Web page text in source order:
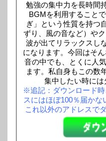
勉強の集中力を長時間
BGMを利用すること
ぎ」という性質を持つ
ずり、風の音など）や
波が出てリラックスし
になります。今回はそ
音の中でも、とくに人
ます。私自身もこの数
集中したい時には
※追記：ダウンロード
スにはほぼ100％届かな
これ以外のアドレスで